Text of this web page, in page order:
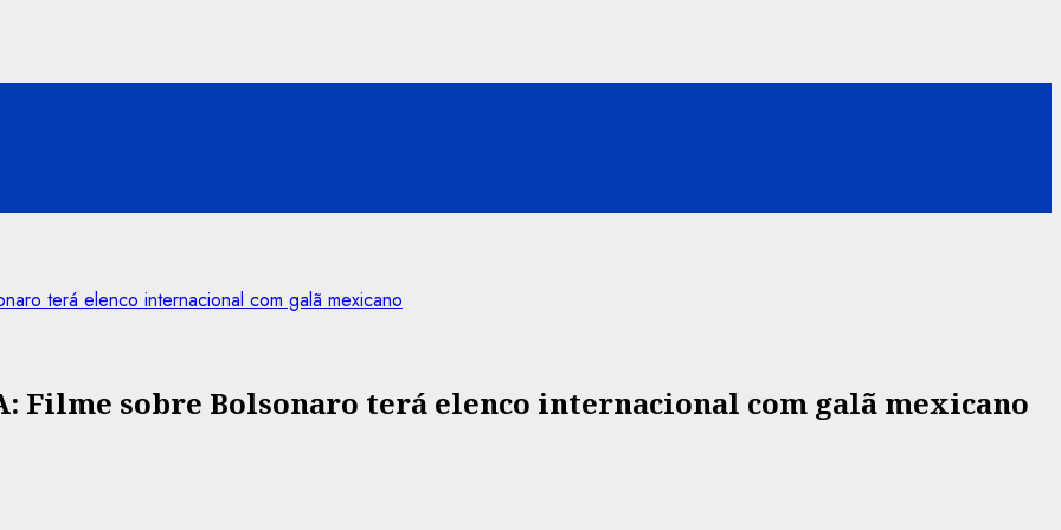
terá elenco internacional com galã mexicano
Filme sobre Bolsonaro terá elenco internacional com galã mexicano